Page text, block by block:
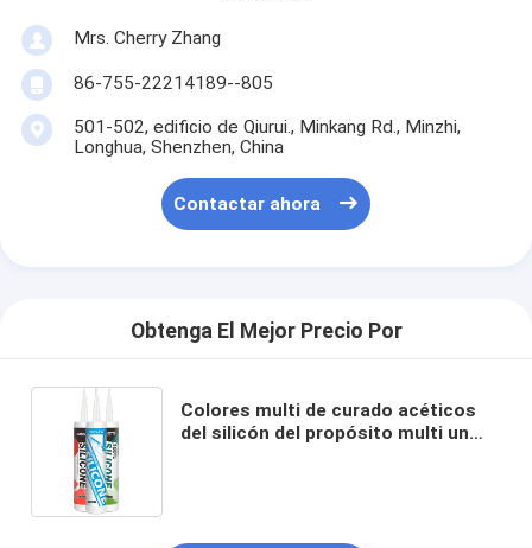
Mrs. Cherry Zhang
86-755-22214189--805
501-502, edificio de Qiurui., Minkang Rd., Minzhi,
Longhua, Shenzhen, China
Contactar ahora
Obtenga El Mejor Precio Por
Colores multi de curado acéticos
del silicón del propósito multi un